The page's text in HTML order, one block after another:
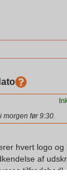
morgen før 9:30.
hvert logo og
af
tilfredshed!